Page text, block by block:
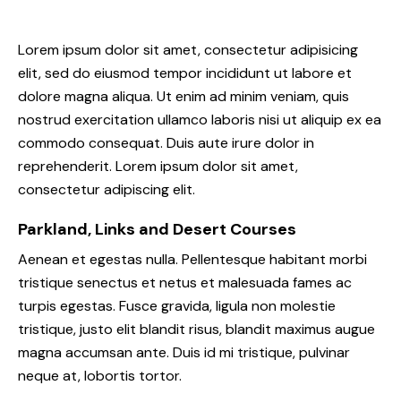
Lorem ipsum dolor sit amet, consectetur adipisicing
elit, sed do eiusmod tempor incididunt ut labore et
dolore magna aliqua. Ut enim ad minim veniam, quis
nostrud exercitation ullamco laboris nisi ut aliquip ex ea
commodo consequat. Duis aute irure dolor in
reprehenderit. Lorem ipsum dolor sit amet,
consectetur adipiscing elit.
Parkland, Links and Desert Courses
Aenean et egestas nulla. Pellentesque habitant morbi
tristique senectus et netus et malesuada fames ac
turpis egestas. Fusce gravida, ligula non molestie
tristique, justo elit blandit risus, blandit maximus augue
magna accumsan ante. Duis id mi tristique, pulvinar
neque at, lobortis tortor.